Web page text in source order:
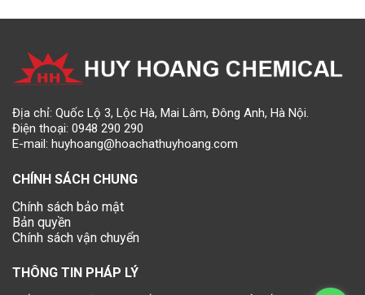
Địa chỉ: Quốc Lộ 3, Lộc Hà, Mai Lâm, Đông Anh, Hà Nội.
Điện thoại: 0948 290 290
E-mail: huyhoang@hoachathuyhoang.com
CHÍNH SÁCH CHUNG
Chính sách bảo mật
Bản quyền
Chính sách vận chuyển
THÔNG TIN PHÁP LÝ